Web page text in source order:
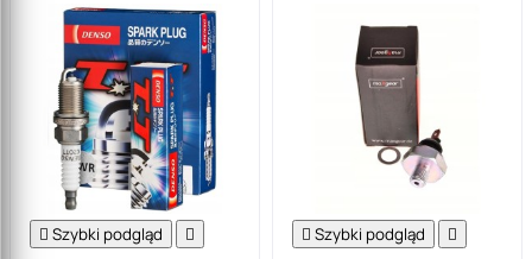
 Szybki podgląd   Szybki podgląd 